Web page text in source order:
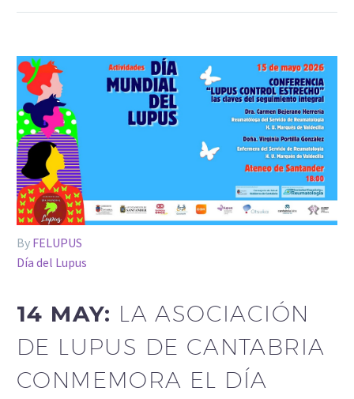
By FELUPUS
Día del Lupus
14 MAY: LA ASOCIACIÓN
DE LUPUS DE CANTABRIA
CONMEMORA EL DÍA